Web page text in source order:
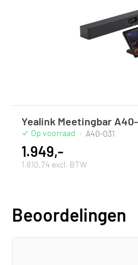
Yealink Meetingbar A40-
Op voorraad · A40-031
1.949,-
1.610,74 excl. BTW
Beoordelingen